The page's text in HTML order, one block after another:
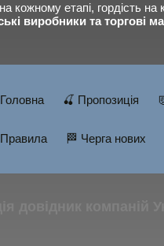
кожному етапі, гордість на
виробники та торгові
🍒 Пропозиція
🏁 Черга нових